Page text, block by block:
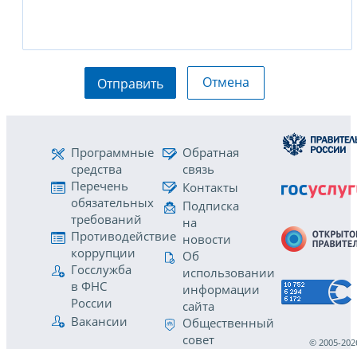
Отправить Отмена
Программные
средства
Перечень
обязательных
требований
Противодействие
коррупции
Госслужба
в ФНС
России
Вакансии
Обратная
связь
Контакты
Подписка
на
новости
Об
использовании
информации
сайта
Общественный
совет
© 2005-